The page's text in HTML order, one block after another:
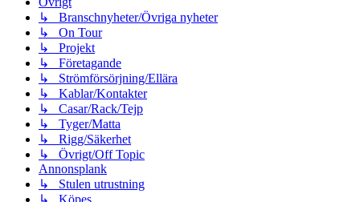
↳ Branschnyheter/Övriga nyheter
↳ On Tour
↳ Projekt
↳ Företagande
↳ Strömförsörjning/Ellära
↳ Kablar/Kontakter
↳ Casar/Rack/Tejp
↳ Tyger/Matta
↳ Rigg/Säkerhet
↳ Övrigt/Off Topic
Annonsplank
↳ Stulen utrustning
↳ Köpes